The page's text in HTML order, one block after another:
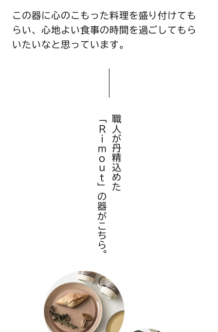
この器に心のこもった料理を盛り付けても
らい、心地よい食事の時間を過ごしてもら
いたいなと思っています。
職人が丹精込めた
「Rimout」の器がこちら。